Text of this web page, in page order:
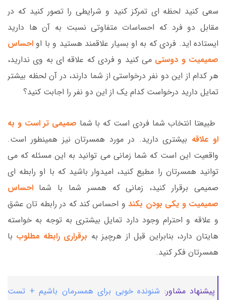
سعی کنید لحظه ای تمرکز کنید و شرایطی را تصور کنید که در
مقابل دو فرد که احساسات متفاوتی نسبت به آن ها دارید
ایستاده اید. فردی که به او بسیار علاقمند هستید و با او احساس
صمیمیت و دوستی می کنید و فردی که علاقه ای به وی ندارید،
هر کدام از این دو نفر درخواستی از شما دارند، در آن لحظه بیشتر
تمایل دارید درخواست کدام یک از این دو نفر را اجابت کنید؟
طبیعتا انتخاب شما فردی است که با شما صمیمی تر است و به
او علاقه بیشتری دارید. در مورد همسرتان نیز همینطور است.
واقعیت این است که شما زمانی می توانید به این مسئله که می
توانید همسرتان را مطیع کنید، امیدوار باشید که با او رابطه ای
صمیمی برقرار کنید، زمانی که همسر شما با شما احساس
صمیمیت و یکی بودن بکند و احساس کند که در رابطه تان عشق
و علاقه و احترام وجود دارد تمایل بیشتری به توجه به خواسته
هایتان دارد، بنابراین قبل از هرچیز به برقراری رابطه مطلوب با
همسرتان فکر کنید.
پیشنهاد مشاور: شنونده خوبی برای همسرمان باشیم + تست